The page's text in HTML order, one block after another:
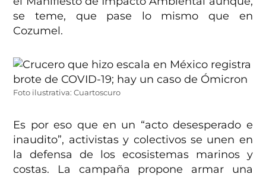
se teme, que pase lo mismo que en
Cozumel.
Foto ilustrativa: Cuartoscuro
Es por eso que en un “acto desesperado e
inaudito”, activistas y colectivos se unen en
la defensa de los ecosistemas marinos y
costas. La campaña propone armar una